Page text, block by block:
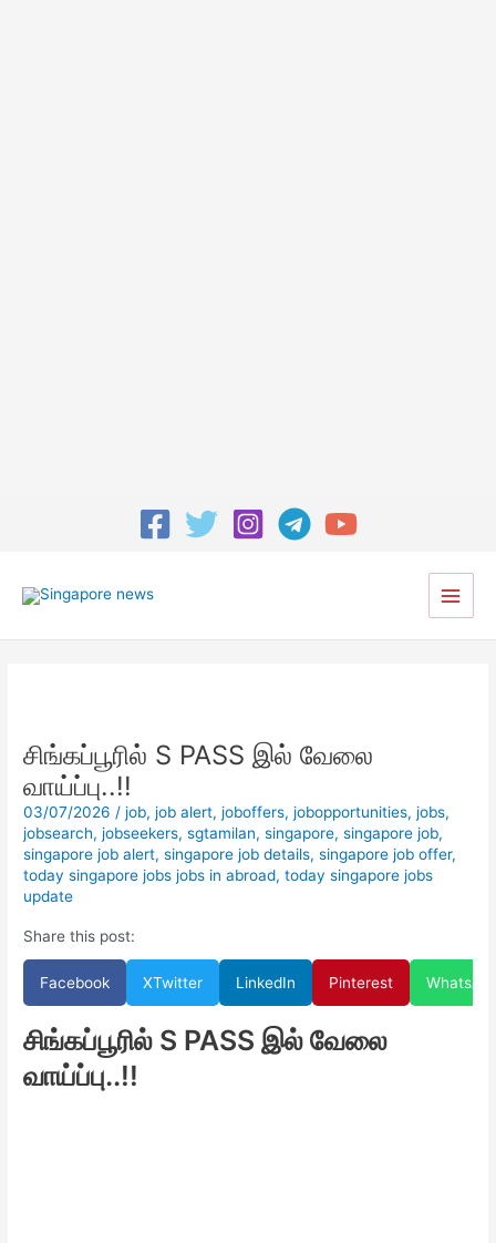
Main
Menu
சிங்கப்பூரில் S PASS இல் வேலை
வாய்ப்பு..!!
03/07/2026/job,job alert,joboffers,jobopportunities,jobs,
jobsearch,jobseekers,sgtamilan,singapore,singapore job,
singapore job alert,singapore job details,singapore job offer,
today singapore jobs jobs in abroad,today singapore jobs
update
Share this post:
Facebook XTwitter LinkedIn Pinterest
சிங்கப்பூரில் S PASS இல் வேலை
வாய்ப்பு..!!